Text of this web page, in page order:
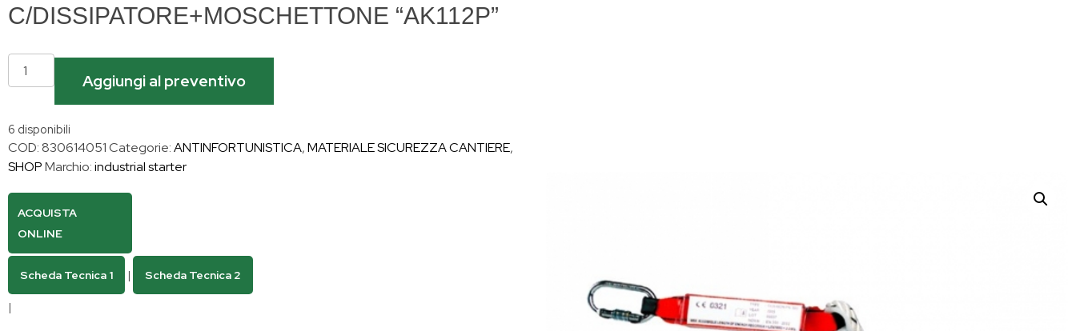
C/DISSIPATORE+MOSCHETTONE “AK112P”
Aggiungi al preventivo
6 disponibili
COD:830614051Categorie:ANTINFORTUNISTICA,MATERIALE SICUREZZA CANTIERE,
SHOPMarchio:industrial starter
ACQUISTA
ONLINE
Scheda Tecnica 1 | Scheda Tecnica 2
|